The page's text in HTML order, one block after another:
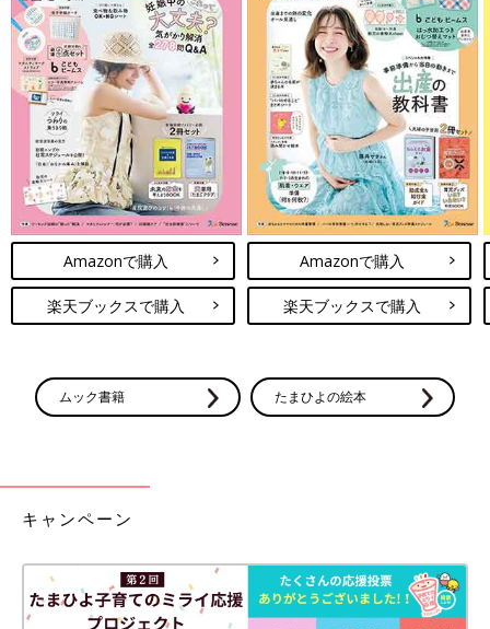
Amazonで購入
楽天ブックスで購入
Amazonで購入
楽天ブックスで購入
ムック書籍 たまひよの絵本
キャンペーン